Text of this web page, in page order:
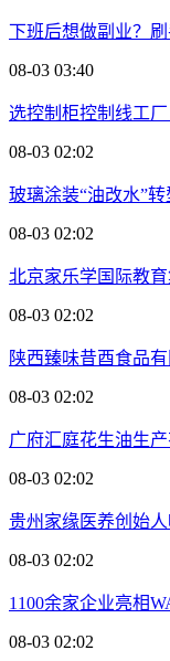
下班后想做副业？
08-03 03:40
选控制柜控制线工
08-03 02:02
玻璃涂装“油改水”
08-03 02:02
北京家乐学国际教
08-03 02:02
陕西臻味昔酉食品
08-03 02:02
广府汇庭花生油生
08-03 02:02
贵州家缘医养创始
08-03 02:02
1100余家企业亮相
08-03 02:02